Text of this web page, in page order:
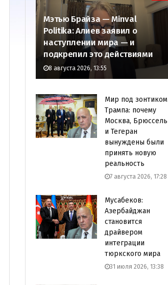
Мэтью Брайза — Minval
Politika: Алиев заявил о
наступлении мира — и
подкрепил это действиями
8 августа 2026, 13:55
Мир под зонтиком
Трампа: почему
Москва, Брюссель
и Тегеран
вынуждены были
принять новую
реальность
7 августа 2026, 17:28
Мусабеков:
Азербайджан
становится
драйвером
интеграции
тюркского мира
31 июля 2026, 13:38